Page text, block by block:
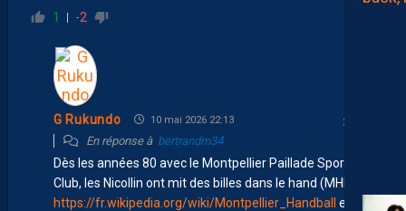
1 -2
G Rukundo 10 mai 2026 22:13
En réponse à bertrandm34
Dès les années 80 avec le Montpellier Paillade Sport
Club, les Nicollin ont mit des billes dans le hand (MHB
https://fr.wikipedia.org/wiki/Montpellier_Handball et le